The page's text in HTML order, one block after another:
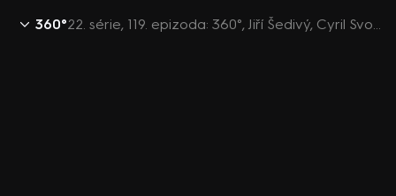
360° 22. série, 119. epizoda: 360°, Jiří Šedivý, Cyril Svoboda, Jiří Just - 29.4. v 21:30